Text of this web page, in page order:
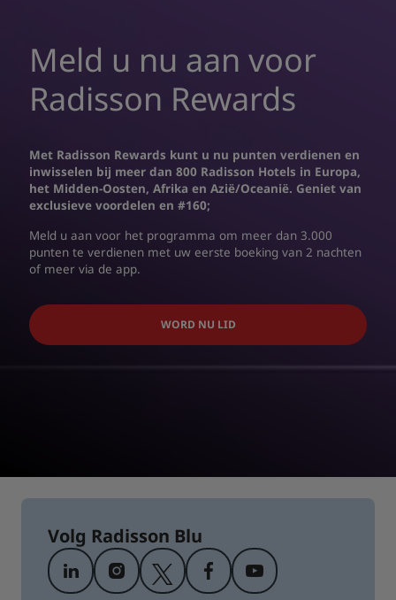
Meld u nu aan voor
Radisson Rewards
Met Radisson Rewards kunt u nu punten verdienen en
inwisselen bij meer dan 800 Radisson Hotels in Europa,
het Midden-Oosten, Afrika en Azië/Oceanië. Geniet van
exclusieve voordelen en #160;
Meld u aan voor het programma om meer dan 3.000
punten te verdienen met uw eerste boeking van 2 nachten
of meer via de app.
WORD NU LID
Volg Radisson Blu